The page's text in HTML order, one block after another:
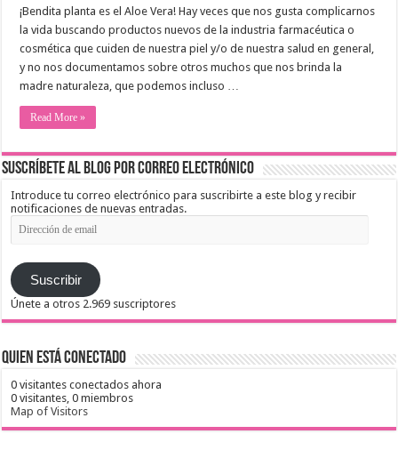
¡Bendita planta es el Aloe Vera! Hay veces que nos gusta complicarnos
la vida buscando productos nuevos de la industria farmacéutica o
cosmética que cuiden de nuestra piel y/o de nuestra salud en general,
y no nos documentamos sobre otros muchos que nos brinda la
madre naturaleza, que podemos incluso …
Read More »
Suscríbete al blog por correo electrónico
Introduce tu correo electrónico para suscribirte a este blog y recibir
notificaciones de nuevas entradas.
Dirección
de
Suscribir
Únete a otros 2.969 suscriptores
Quien está conectado
0 visitantes conectados ahora
0 visitantes, 0 miembros
Map of Visitors